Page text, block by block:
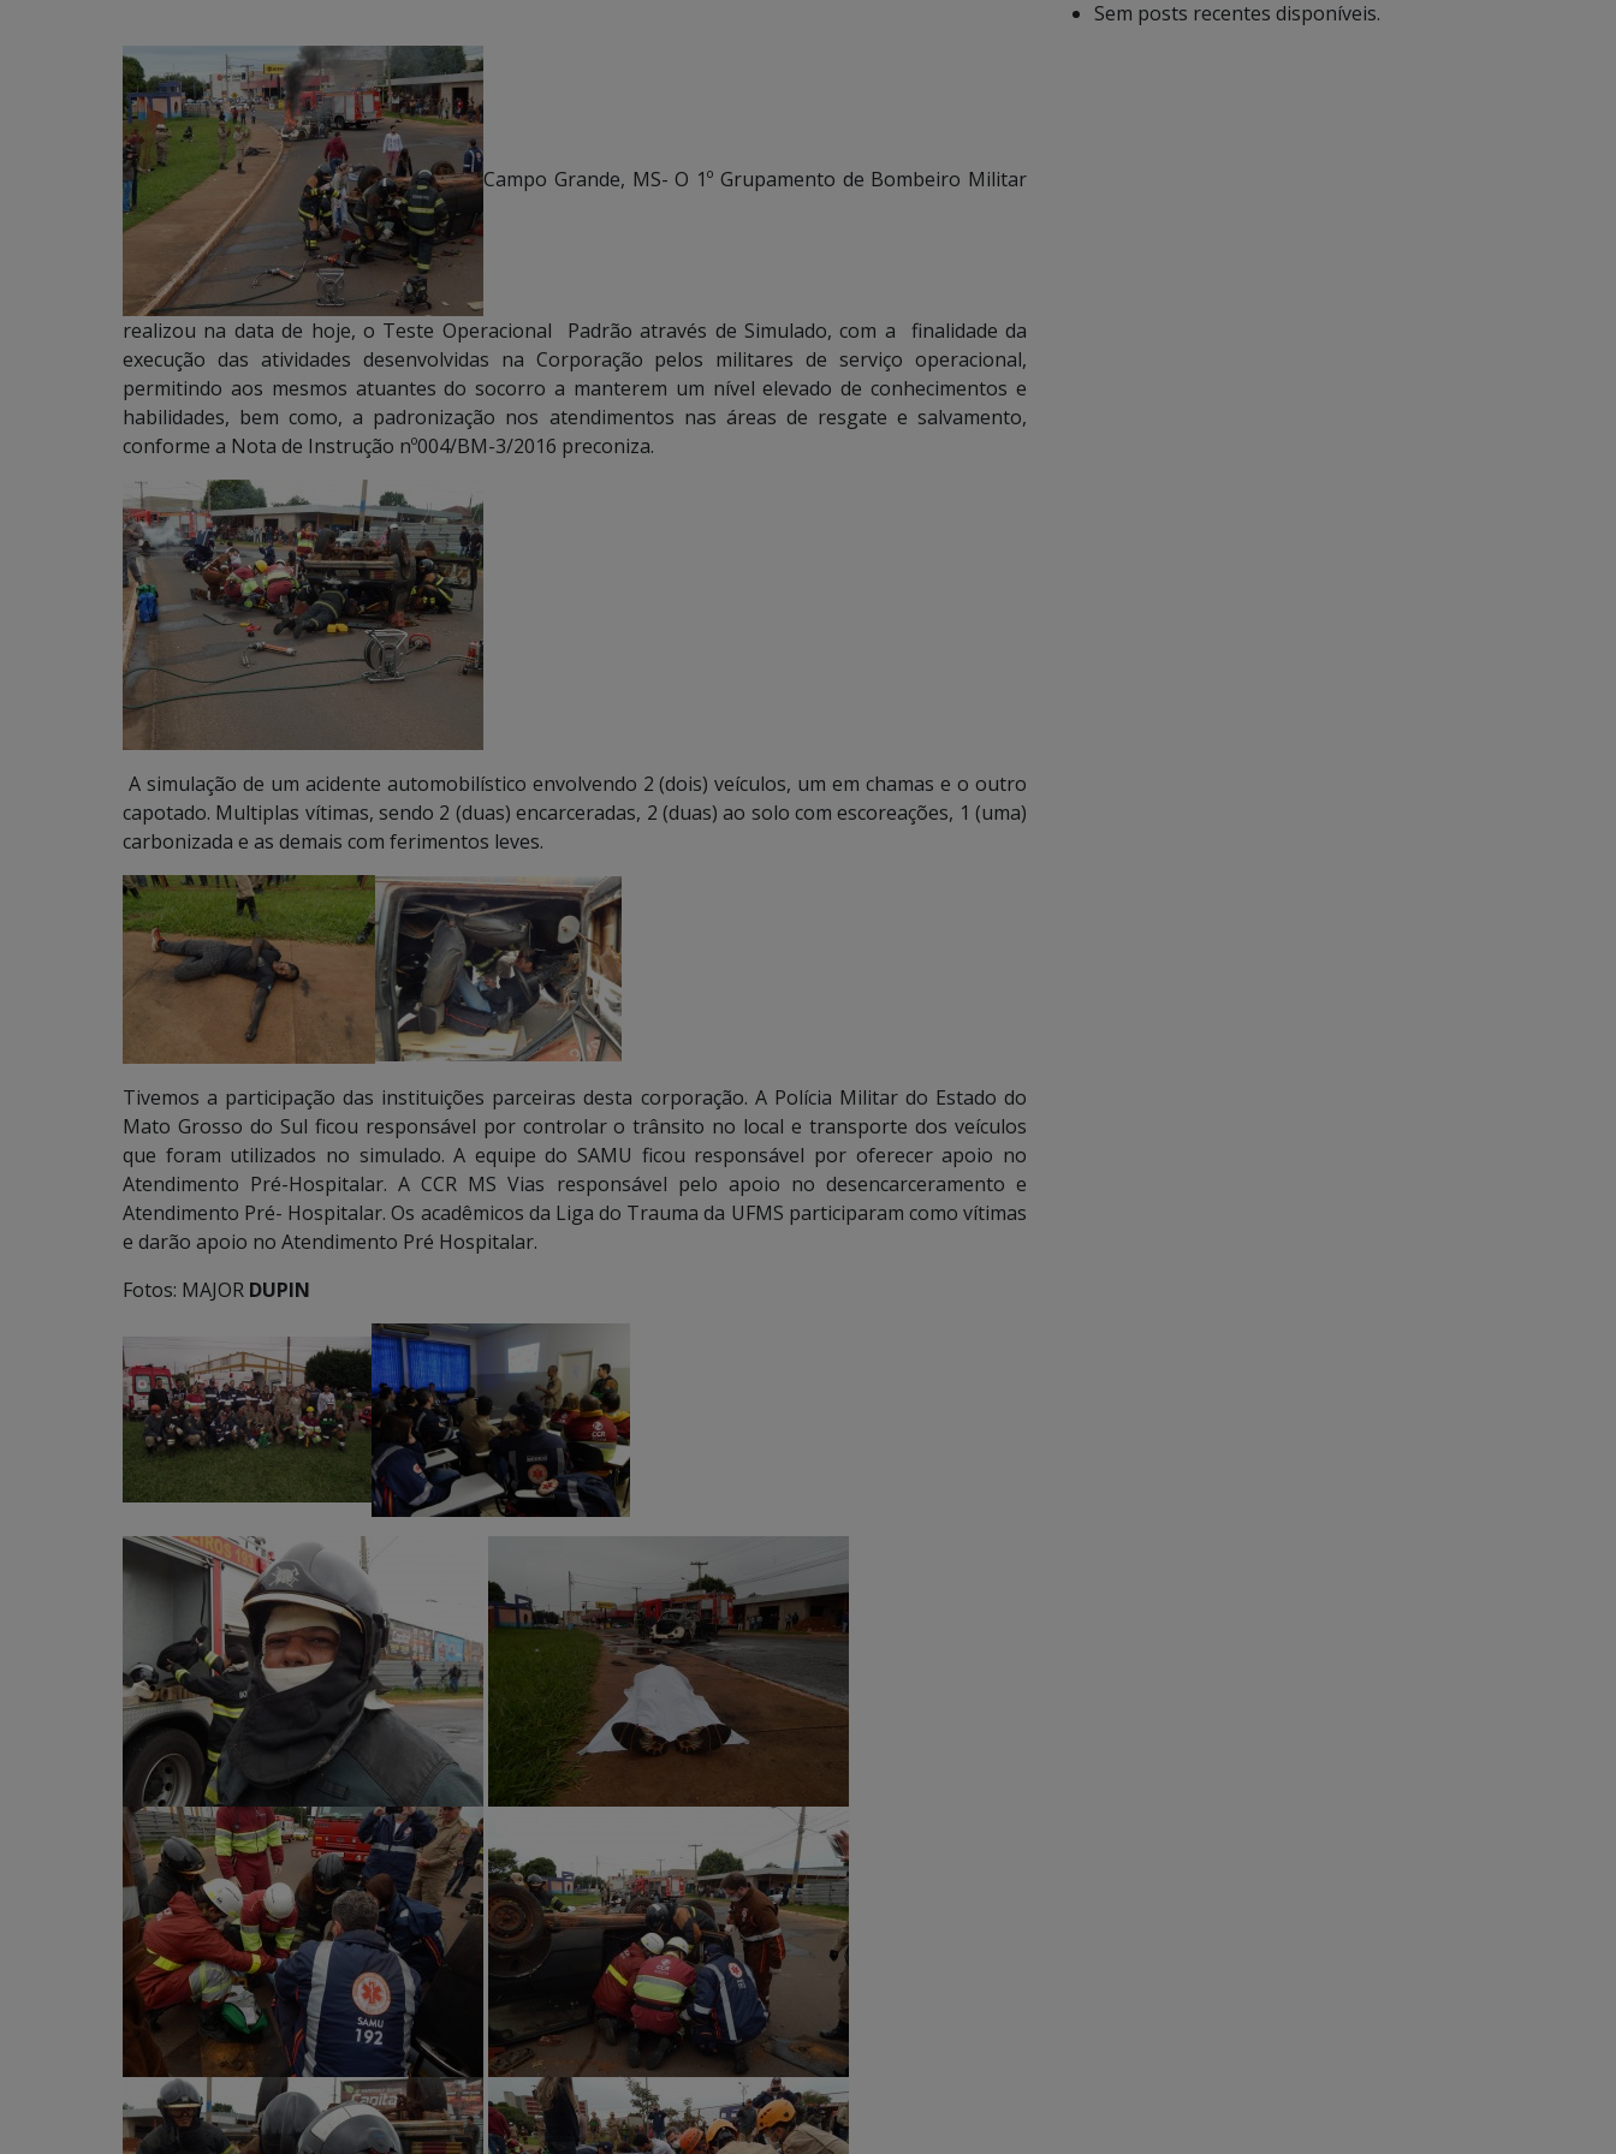
Campo Grande, MS- O 1º Grupamento de Bombeiro Militar
realizou na data de hoje, o Teste Operacional Padrão através de Simulado, com a finalidade da
execução das atividades desenvolvidas na Corporação pelos militares de serviço operacional,
permitindo aos mesmos atuantes do socorro a manterem um nível elevado de conhecimentos e
habilidades, bem como, a padronização nos atendimentos nas áreas de resgate e salvamento,
conforme a Nota de Instrução nº004/BM-3/2016 preconiza.
A simulação de um acidente automobilístico envolvendo 2 (dois) veículos, um em chamas e o outro
capotado. Multiplas vítimas, sendo 2 (duas) encarceradas, 2 (duas) ao solo com escoreações, 1 (uma)
carbonizada e as demais com ferimentos leves.
Tivemos a participação das instituições parceiras desta corporação. A Polícia Militar do Estado do
Mato Grosso do Sul ficou responsável por controlar o trânsito no local e transporte dos veículos
que foram utilizados no simulado. A equipe do SAMU ficou responsável por oferecer apoio no
Atendimento Pré-Hospitalar. A CCR MS Vias responsável pelo apoio no desencarceramento e
Atendimento Pré- Hospitalar. Os acadêmicos da Liga do Trauma da UFMS participaram como vítimas
e darão apoio no Atendimento Pré Hospitalar.
Fotos: MAJOR DUPIN
Sem posts recentes disponíveis.